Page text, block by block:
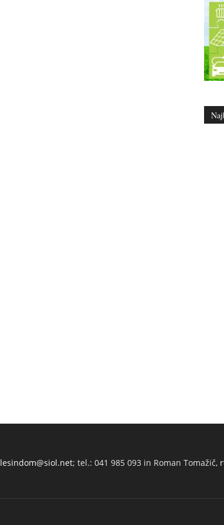
lesindom@siol.net; tel.: 041 985 093 in Roman Tomažič,